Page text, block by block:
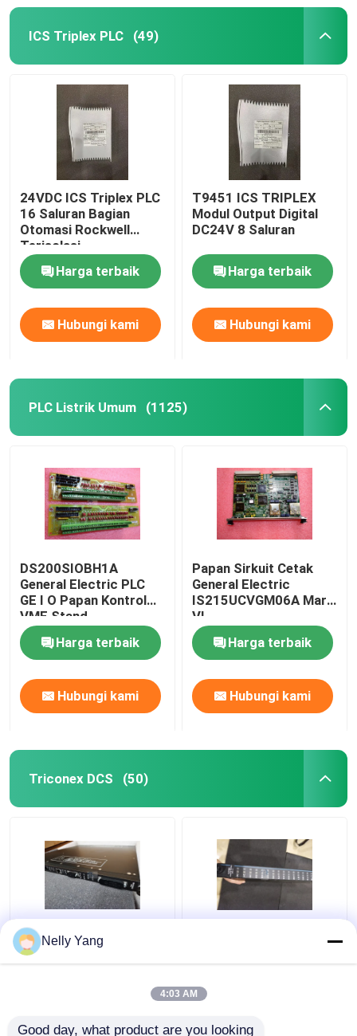
ICS Triplex PLC (49)
24VDC ICS Triplex PLC
16 Saluran Bagian
Otomasi Rockwell
Terisolasi
Harga terbaik
Hubungi kami
T9451 ICS TRIPLEX
Modul Output Digital
DC24V 8 Saluran
Harga terbaik
Hubungi kami
PLC Listrik Umum (1125)
DS200SIOBH1A
General Electric PLC
GE I O Papan Kontrol
VME Stand
Harga terbaik
Hubungi kami
Papan Sirkuit Cetak
General Electric
IS215UCVGM06A Mark
VI
Harga terbaik
Hubungi kami
Triconex DCS (50)
Standar Invensys
Triconex 3008
Utama Tricon V9.6 Dan
Digital Output Triconex
Kontrol Kritis Digital
24VDC Output Module
Nelly Yang
4:03 AM
Good day, what product are you looking